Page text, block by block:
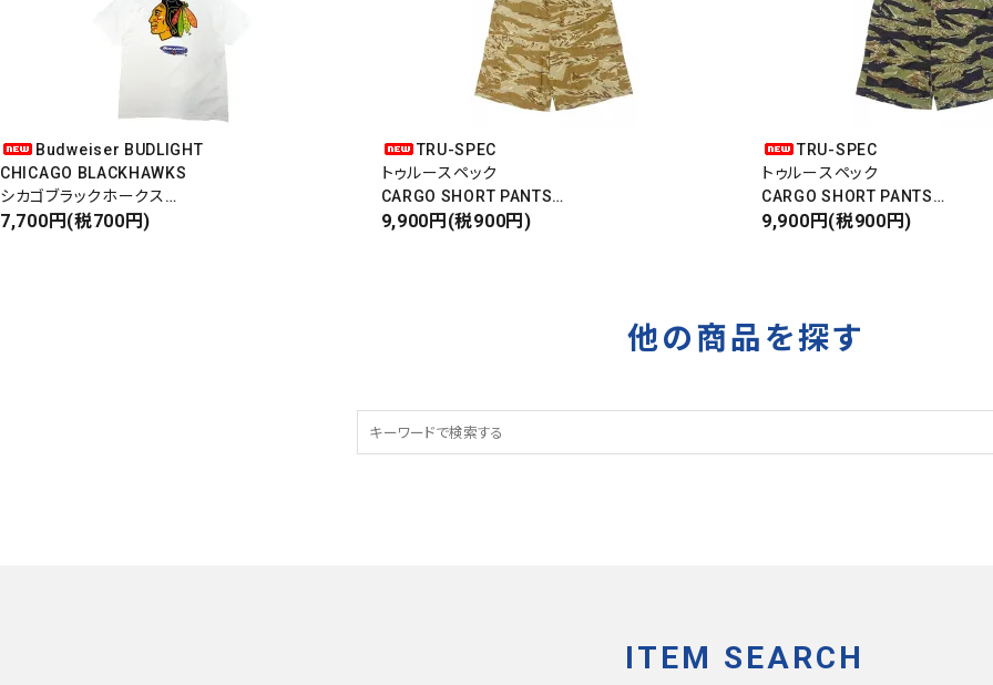
Budweiser BUDLIGHT
CHICAGO BLACKHAWKS
シカゴブラックホークス
半袖Tシャツ
7,700円(税700円)
TRU-SPEC
トゥルースペック
CARGO SHORT PANTS
カーゴショートパンツ
9,900円(税900円)
TRU-SPEC
トゥルースペック
CARGO SHORT PANTS
カーゴショートパンツ
9,900円(税900円)
他の商品を探す
ITEM SEARCH